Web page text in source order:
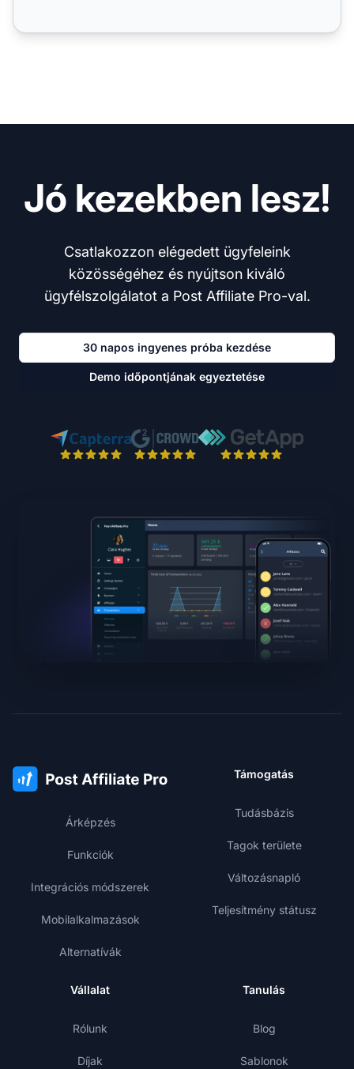
Jó kezekben lesz!
Csatlakozzon elégedett ügyfeleink
közösségéhez és nyújtson kiváló
ügyfélszolgálatot a Post Affiliate Pro-val.
30 napos ingyenes próba kezdése
Demo időpontjának egyeztetése
Árképzés
Funkciók
Integrációs módszerek
Mobilalkalmazások
Alternatívák
Támogatás
Tudásbázis
Tagok területe
Változásnapló
Teljesítmény státusz
Vállalat
Rólunk
Díjak
Tanulás
Blog
Sablonok